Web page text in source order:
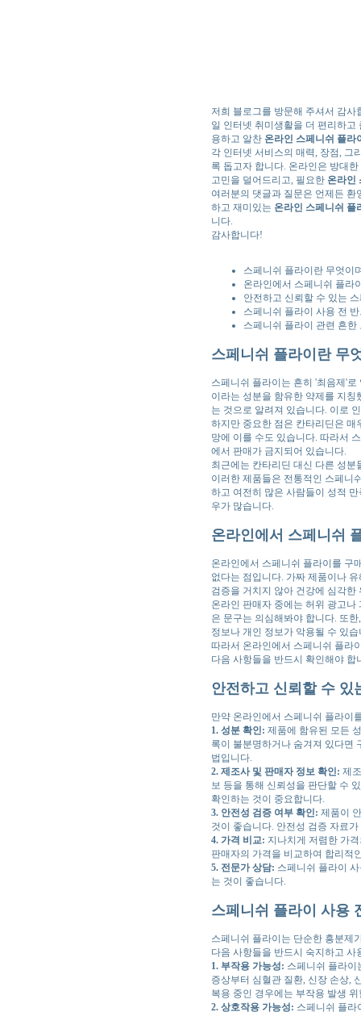
저희 블로그를 방문해 주셔서 감
일 인터넷 취미생활을 더 편리하
용하고 알찬 온라인 스페니쉬 플라
각 인터넷 서비스의 매력, 장점, 그
록 돕고자 합니다. 온라인은 방대
고민을 덜어드리고, 필요한 온라인
여러분의 댓글과 질문은 언제든
하고 재미있는 온라인 스페니쉬 플
니다.
감사합니다!
스페니쉬 플라이란 무엇이
온라인에서 스페니쉬 플라
안전하고 신뢰할 수 있는
스페니쉬 플라이 사용 전
스페니쉬 플라이 관련 흔한
스페니쉬 플라이란 무
스페니쉬 플라이는 흔히 '최음제'로
이라는 성분을 함유한 약제를 지
는 것으로 알려져 있습니다. 이로
하지만 중요한 점은 칸타리딘은 매
망에 이를 수도 있습니다. 따라서
에서 판매가 금지되어 있습니다.
최근에는 칸타리딘 대신 다른 성
이러한 제품들은 전통적인 스페니
하고 여전히 많은 사람들이 성적
우가 많습니다.
온라인에서 스페니쉬
온라인에서 스페니쉬 플라이를 구
없다는 점입니다. 가짜 제품이나
검증을 거치지 않아 건강에 심각한
온라인 판매자 중에는 허위 광고
은 문구는 의심해봐야 합니다. 또
정보나 개인 정보가 악용될 수 있습
따라서 온라인에서 스페니쉬 플라
다음 사항들을 반드시 확인해야 합
안전하고 신뢰할 수 있
만약 온라인에서 스페니쉬 플라이
1. 성분 확인: 제품에 함유된 모든
록이 불분명하거나 숨겨져 있다면
법입니다.
2. 제조사 및 판매자 정보 확인: 제
보 등을 통해 신뢰성을 판단할 수
확인하는 것이 중요합니다.
3. 안전성 검증 여부 확인: 제품이
것이 좋습니다. 안전성 검증 자료
4. 가격 비교: 지나치게 저렴한 가
판매자의 가격을 비교하여 합리적
5. 전문가 상담: 스페니쉬 플라이
는 것이 좋습니다.
스페니쉬 플라이 사용
스페니쉬 플라이는 단순한 흥분제
다음 사항들을 반드시 숙지하고
1. 부작용 가능성: 스페니쉬 플라이
증상부터 심혈관 질환, 신장 손상,
복용 중인 경우에는 부작용 발생
2. 상호작용 가능성: 스페니쉬 플라